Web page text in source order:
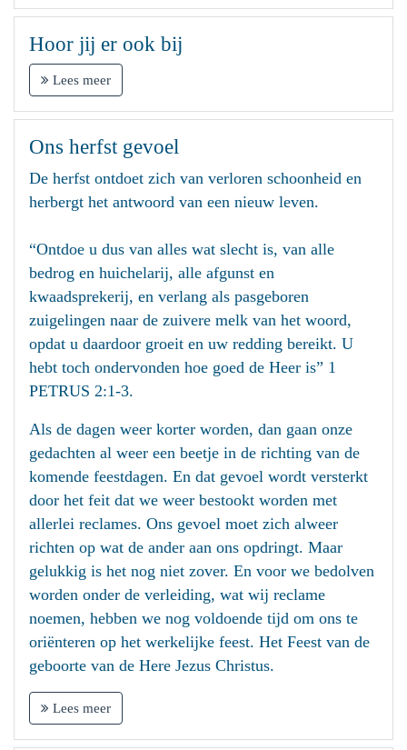
Hoor jij er ook bij
Lees meer
Ons herfst gevoel
De herfst ontdoet zich van verloren schoonheid en
herbergt het antwoord van een nieuw leven.
“Ontdoe u dus van alles wat slecht is, van alle
bedrog en huichelarij, alle afgunst en
kwaadsprekerij, en verlang als pasgeboren
zuigelingen naar de zuivere melk van het woord,
opdat u daardoor groeit en uw redding bereikt. U
hebt toch ondervonden hoe goed de Heer is” 1
PETRUS 2:1-3.
Als de dagen weer korter worden, dan gaan onze
gedachten al weer een beetje in de richting van de
komende feestdagen. En dat gevoel wordt versterkt
door het feit dat we weer bestookt worden met
allerlei reclames. Ons gevoel moet zich alweer
richten op wat de ander aan ons opdringt. Maar
gelukkig is het nog niet zover. En voor we bedolven
worden onder de verleiding, wat wij reclame
noemen, hebben we nog voldoende tijd om ons te
oriënteren op het werkelijke feest. Het Feest van de
geboorte van de Here Jezus Christus.
Lees meer